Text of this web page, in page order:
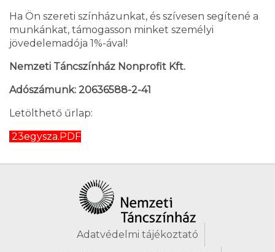
Ha Ön szereti színházunkat, és szívesen segítené a
munkánkat, támogasson minket személyi
jövedelemadója 1%-ával!
Nemzeti Táncszínház Nonprofit Kft.
Adószámunk: 20636588-2-41
Letölthető űrlap:
23egysza.PDF
Adatvédelmi tájékoztató